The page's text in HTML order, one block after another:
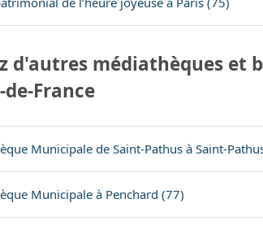
d'autres médiathèques et
France
Municipale de Saint-Pathus à Saint-
Municipale à Penchard (77)